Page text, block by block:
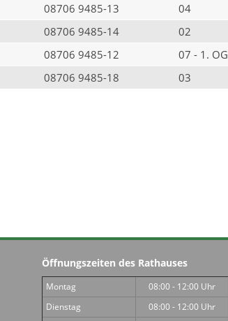
08706 9485-13 04
08706 9485-14 02
08706 9485-12 07 - 1. OG
08706 9485-18 03
Öffnungszeiten des Rathauses
Montag 08:00 - 12:00 Uhr
Dienstag
08:00 - 12:00 Uhr